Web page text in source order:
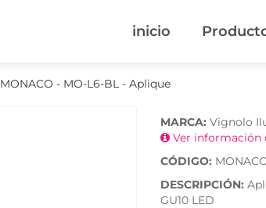
inicio
MONACO - MO-L6-BL - Aplique
MARCA: Vignolo
Ver información
CÓDIGO:
DESCRIPCIÓN:
GU10 LED